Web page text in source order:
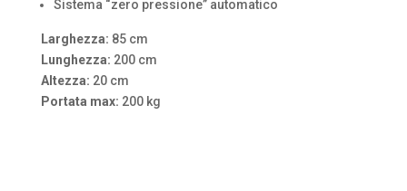
Sistema “zero pressione” automatico
Larghezza: 85 cm
Lunghezza: 200 cm
Altezza: 20 cm
Portata max: 200 kg